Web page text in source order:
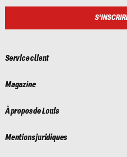
Service client
Magazine
À propos de Louis
Mentions juridiques